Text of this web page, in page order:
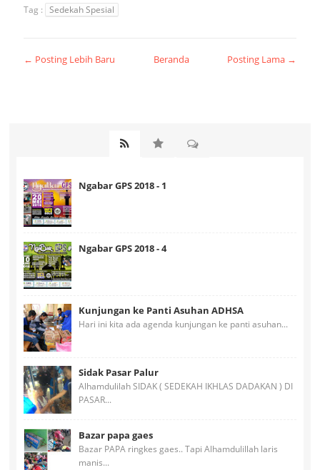
Tag : Sedekah Spesial
← Posting Lebih Baru Posting Lama →
Beranda
Ngabar GPS 2018 - 1
Ngabar GPS 2018 - 4
Kunjungan ke Panti Asuhan ADHSA
Hari ini kita ada agenda kunjungan ke panti asuhan...
Sidak Pasar Palur
Alhamdulilah SIDAK ( SEDEKAH IKHLAS DADAKAN ) DI
PASAR...
Bazar papa gaes
Bazar PAPA ringkes gaes.. Tapi Alhamdulillah laris
manis...